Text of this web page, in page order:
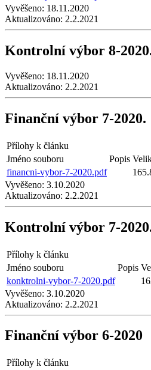
Vyvěšeno: 18.11.2020
Aktualizováno: 2.2.2021
Kontrolní výbor 8-
Vyvěšeno: 18.11.2020
Aktualizováno: 2.2.2021
Finanční výbor 7-2020.
Přílohy k článku
Jméno souboru
Popis
financni-vybor-7-2020.pdf
Vyvěšeno: 3.10.2020
Aktualizováno: 2.2.2021
Kontrolní výbor 7-
Přílohy k článku
Jméno souboru
Popis
konktrolni-vybor-7-2020.pdf
Vyvěšeno: 3.10.2020
Aktualizováno: 2.2.2021
Finanční výbor 6-2020
Přílohy k článku